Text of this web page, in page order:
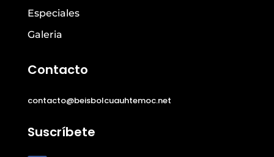
Especiales
Galeria
Contacto
contacto@beisbolcuauhtemoc.net
Suscríbete